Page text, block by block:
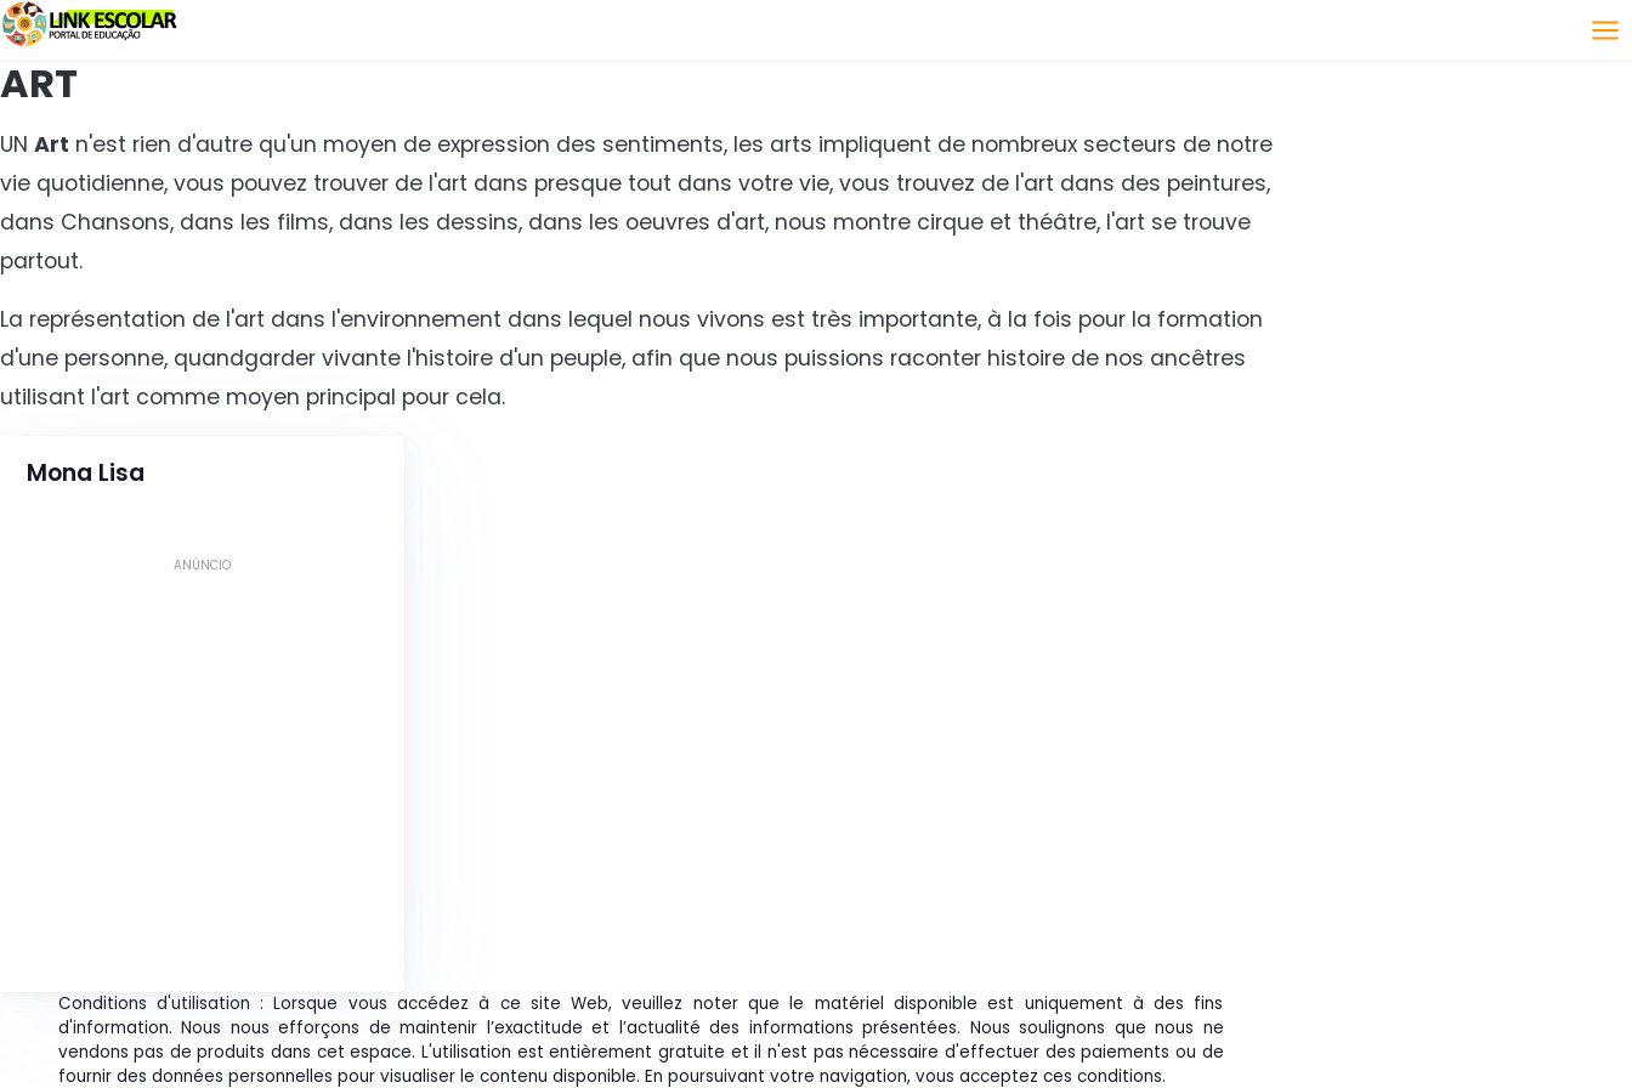
Lien
ART
UN Art n'est rien d'autre qu'un moyen de expression des sentiments, les arts impliquent de nombreux secteurs de notre
vie quotidienne, vous pouvez trouver de l'art dans presque tout dans votre vie, vous trouvez de l'art dans des peintures,
dans Chansons, dans les films, dans les dessins, dans les oeuvres d'art, nous montre cirque et théâtre, l'art se trouve
partout.
La représentation de l'art dans l'environnement dans lequel nous vivons est très importante, à la fois pour la formation
d'une personne, quandgarder vivante l'histoire d'un peuple, afin que nous puissions raconter histoire de nos ancêtres
utilisant l'art comme moyen principal pour cela.
Mona Lisa
ANÚNCIO
Conditions d'utilisation : Lorsque vous accédez à ce site Web, veuillez noter que le matériel disponible est uniquement à des fins
d'information. Nous nous efforçons de maintenir l’exactitude et l’actualité des informations présentées. Nous soulignons que nous ne
vendons pas de produits dans cet espace. L'utilisation est entièrement gratuite et il n'est pas nécessaire d'effectuer des paiements ou de
fournir des données personnelles pour visualiser le contenu disponible. En poursuivant votre navigation, vous acceptez ces conditions.